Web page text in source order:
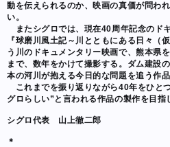
動を伝えられるのか、映画の真価が問わ
い。
またシグロでは、現在40周年記念のド
『球磨川風土記～川とともにある日々（
う川のドキュメンタリー映画で、熊本県
まで、数年をかけて撮影する。ダム建設
本の河川が抱える今日的な問題を追う作品
これまでを振り返りながら40年をひと
グロらしい”と言われる作品の製作を目指
シグロ代表 山上徹二郎
＊